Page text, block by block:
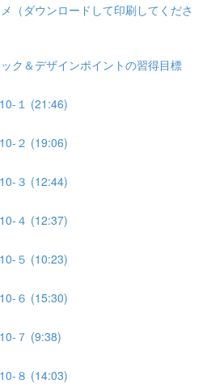
（ダウンロードして印刷してくださ
ク＆デザインポイントの習得目標
１ (21:46)
２ (19:06)
３ (12:44)
４ (12:37)
５ (10:23)
６ (15:30)
７ (9:38)
８ (14:03)